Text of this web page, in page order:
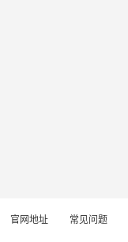
官网地址 常见问题